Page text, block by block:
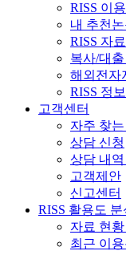
RISS 이
내 추천
RISS 자
복사/대
해외전자
RISS 정
고객센터
자주 찾
상담 신청
상담 내역
고객제안
신고센터
RISS 활용도 분
자료 현황
최근 이